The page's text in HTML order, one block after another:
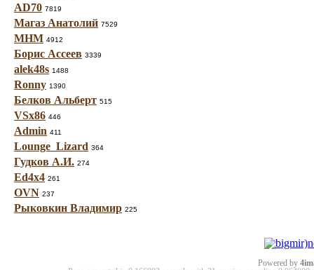
AD70 7819
Магаз Анатолий 7529
МНМ 4912
Борис Ассеев 3339
alek48s 1488
Ronny 1390
Белков Альберт 515
VSx86 446
Admin 411
Lounge_Lizard 364
Гудков А.И. 274
Ed4x4 261
OVN 237
Рыковкин Владимир 225
Powered by